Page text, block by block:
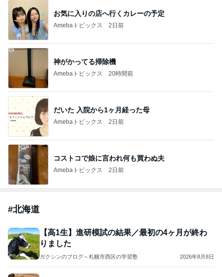
お気に入りの店へ行くカレーの予定
Amebaトピックス 2日前
神がかってる掃除機
Amebaトピックス 20時間前
だいた 入院から1ヶ月経った母
Amebaトピックス 2日前
コストコで娘に言われ何も買わぬ夫
Amebaトピックス 2日前
#北海道
【高1生】進研模試の結果／最初の4ヶ月が終わ
りました
ガクシンのブログ～札幌市西区の学習塾 2026年8月8日